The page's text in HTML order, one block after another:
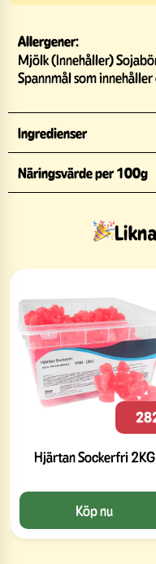
Allergener:
Mjölk (Innehåller)
Spannmål som
Ingredienser
Näringsvärde per 100g
Hjärtan Sockerfri 2KG
Köp nu